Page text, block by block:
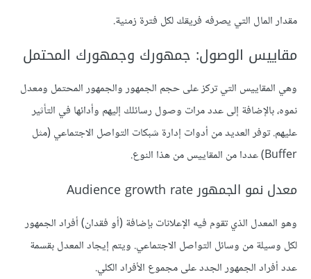
مقدار المال التي يصرفه فريقك لكل فترة زمنية.
مقاييس الوصول: جمهورك وجمهورك المحتمل
وهي المقاييس التي تركز على حجم الجمهور والجمهور المحتمل ومعدل
نموه، بالإضافة إلى عدد مرات وصول رسائلك إليهم وأدائها في التأثير
عليهم. توفر العديد من أدوات إدارة شبكات التواصل الاجتماعي (مثل
Buffer) عددا من المقاييس من هذا النوع.
معدل نمو الجمهور Audience growth rate
وهو المعدل الذي تقوم فيه الإعلانات بإضافة (أو فقدان) أفراد الجمهور
لكل وسيلة من وسائل التواصل الاجتماعي. ويتم إيجاد المعدل بقسمة
عدد أفراد الجمهور الجدد على مجموع الأفراد الكلي.